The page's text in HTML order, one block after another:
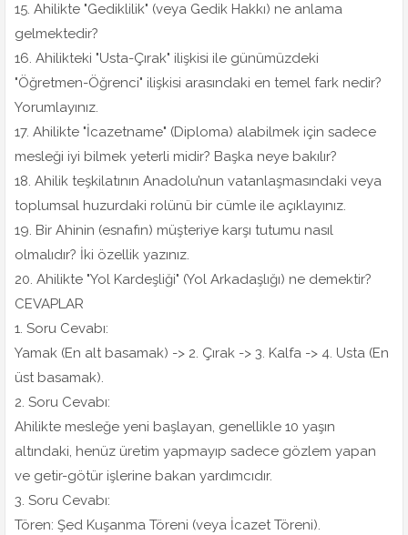
15. Ahilikte "Gediklilik" (veya Gedik Hakkı) ne anlama
gelmektedir?
16. Ahilikteki "Usta-Çırak" ilişkisi ile günümüzdeki
"Öğretmen-Öğrenci" ilişkisi arasındaki en temel fark nedir?
Yorumlayınız.
17. Ahilikte "İcazetname" (Diploma) alabilmek için sadece
mesleği iyi bilmek yeterli midir? Başka neye bakılır?
18. Ahilik teşkilatının Anadolu’nun vatanlaşmasındaki veya
toplumsal huzurdaki rolünü bir cümle ile açıklayınız.
19. Bir Ahinin (esnafın) müşteriye karşı tutumu nasıl
olmalıdır? İki özellik yazınız.
20. Ahilikte "Yol Kardeşliği" (Yol Arkadaşlığı) ne demektir?
CEVAPLAR
1. Soru Cevabı:
Yamak (En alt basamak) -> 2. Çırak -> 3. Kalfa -> 4. Usta (En
üst basamak).
2. Soru Cevabı:
Ahilikte mesleğe yeni başlayan, genellikle 10 yaşın
altındaki, henüz üretim yapmayıp sadece gözlem yapan
ve getir-götür işlerine bakan yardımcıdır.
3. Soru Cevabı:
Tören: Şed Kuşanma Töreni (veya İcazet Töreni).